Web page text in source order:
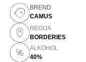
BREND
CAMUS
REGIJA
BORDERIES
ALKOHOL
40%